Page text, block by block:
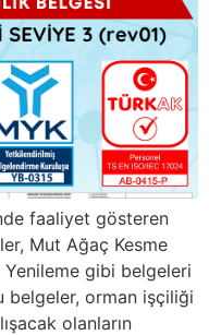
faaliyet gösteren
Mut Ağaç Kesme
gibi belgeleri
belgeler, orman işçiliği
olanların